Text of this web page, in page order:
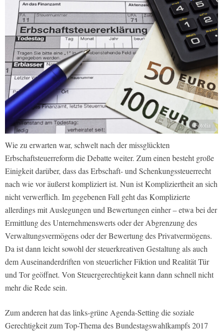
Fotolia
Wie zu erwarten war, schwelt nach der missglückten
Erbschaftsteuerreform die Debatte weiter. Zum einen besteht große
Einigkeit darüber, dass das Erbschaft- und Schenkungssteuerrecht
nach wie vor äußerst kompliziert ist. Nun ist Kompliziertheit an sich
nicht verwerflich. Im gegebenen Fall geht das Komplizierte
allerdings mit Auslegungen und Bewertungen einher – etwa bei der
Ermittlung des Unternehmenswerts oder der Abgrenzung des
Verwaltungsvermögens oder der Bewertung des Privatvermögens.
Da ist dann leicht sowohl der steuerkreativen Gestaltung als auch
dem Auseinanderdriften von steuerlicher Fiktion und Realität Tür
und Tor geöffnet. Von Steuergerechtigkeit kann dann schnell nicht
mehr die Rede sein.
Zum anderen hat das links-grüne Agenda-Setting die soziale
Gerechtigkeit zum Top-Thema des Bundestagswahlkampfs 2017